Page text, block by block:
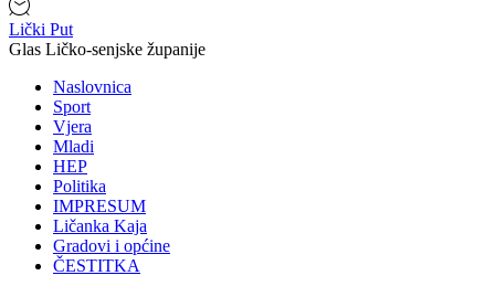
Lički Put
Glas Ličko-senjske županije
Naslovnica
Sport
Vjera
Mladi
HEP
Politika
IMPRESUM
Ličanka Kaja
Gradovi i općine
ČESTITKA